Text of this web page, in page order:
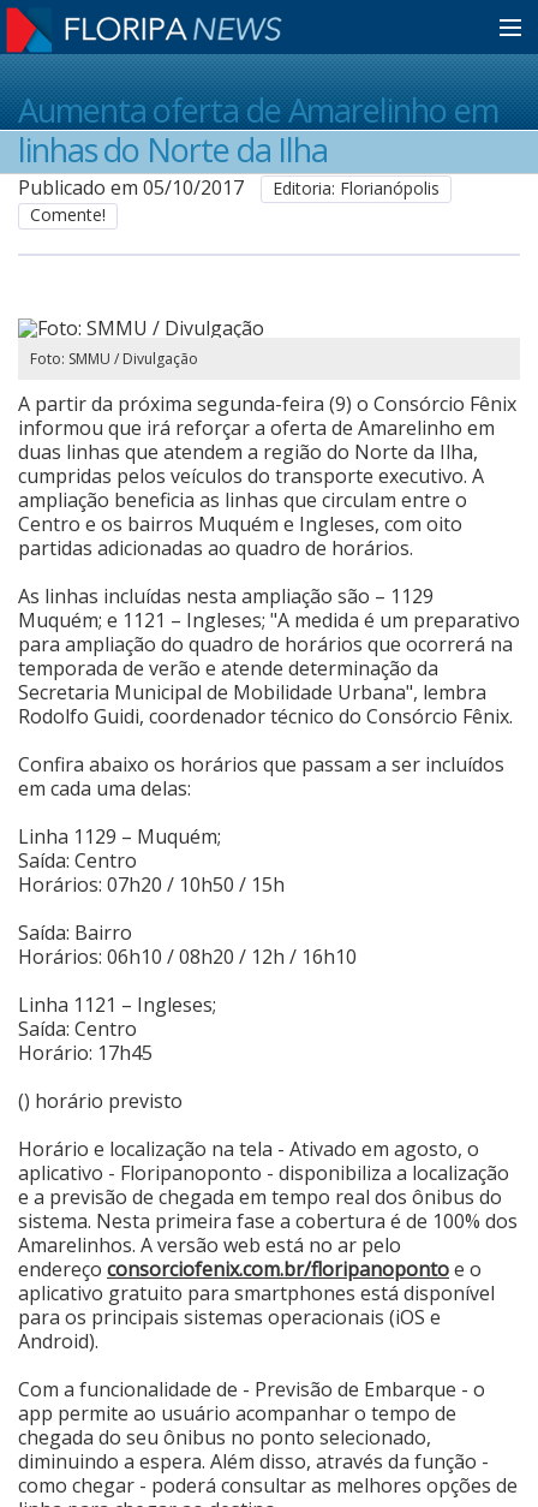
Home
Notícias
Colunistas
Classificados
Guia de Serviços
Anuncie
Agenda Cultural
Aumenta oferta de Amarelinho em
linhas do Norte da Ilha
Publicado em 05/10/2017
Editoria: Florianópolis
Comente!
Foto: SMMU / Divulgação
A partir da próxima segunda-feira (9) o Consórcio Fênix
informou que irá reforçar a oferta de Amarelinho em
duas linhas que atendem a região do Norte da Ilha,
cumpridas pelos veículos do transporte executivo. A
ampliação beneficia as linhas que circulam entre o
Centro e os bairros Muquém e Ingleses, com oito
partidas adicionadas ao quadro de horários.
As linhas incluídas nesta ampliação são – 1129
Muquém; e 1121 – Ingleses; "A medida é um preparativo
para ampliação do quadro de horários que ocorrerá na
temporada de verão e atende determinação da
Secretaria Municipal de Mobilidade Urbana", lembra
Rodolfo Guidi, coordenador técnico do Consórcio Fênix.
Confira abaixo os horários que passam a ser incluídos
em cada uma delas:
Linha 1129 – Muquém;
Saída: Centro
Horários: 07h20 / 10h50 / 15h
Saída: Bairro
Horários: 06h10 / 08h20 / 12h / 16h10
Linha 1121 – Ingleses;
Saída: Centro
Horário: 17h45
() horário previsto
Horário e localização na tela - Ativado em agosto, o
aplicativo - Floripanoponto - disponibiliza a localização
e a previsão de chegada em tempo real dos ônibus do
sistema. Nesta primeira fase a cobertura é de 100% dos
Amarelinhos. A versão web está no ar pelo
endereço consorciofenix.com.br/floripanopontoe o
aplicativo gratuito para smartphones está disponível
para os principais sistemas operacionais (iOS e
Android).
Com a funcionalidade de - Previsão de Embarque - o
app permite ao usuário acompanhar o tempo de
chegada do seu ônibus no ponto selecionado,
diminuindo a espera. Além disso, através da função -
como chegar - poderá consultar as melhores opções de